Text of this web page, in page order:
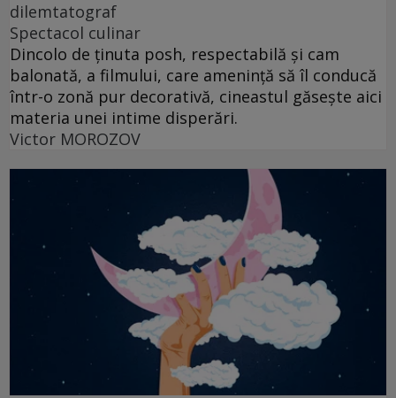
dilemtatograf
Spectacol culinar
Dincolo de ținuta posh, respectabilă și cam
balonată, a filmului, care amenință să îl conducă
într-o zonă pur decorativă, cineastul găsește aici
materia unei intime disperări.
Victor MOROZOV